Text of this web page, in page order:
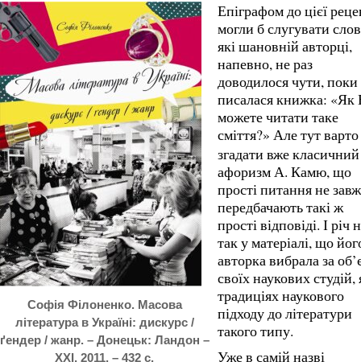
Софія Філоненко. Масова
література в Україні: дискурс /
ґендер / жанр. – Донецьк: Ландон –
ХХІ, 2011. – 432 с.
Епіграфом до цієї
могли б слугувати
які шановній авторці,
напевно, не раз
доводилося чути, поки
писалася книжка: «Як
можете читати таке
сміття?» Але тут варто
згадати вже класичний
афоризм А. Камю, що
прості питання не
передбачають такі ж
прості відповіді. І річ
так у матеріалі, що
авторка вибрала за
своїх наукових студій,
традиціях наукового
підходу до літератури
такого типу.
Уже в самій назві